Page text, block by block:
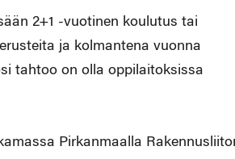
2+1 -vuotinen koulutus tai
ja kolmantena vuonna
tahtoo on olla oppilaitoksissa
Pirkanmaalla